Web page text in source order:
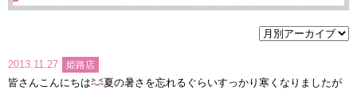
2013.11.27 姫路店
皆さんこんにちは
夏の暑さを忘れるぐらいすっかり寒くなりましたが